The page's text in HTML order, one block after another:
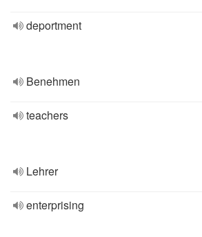
deportment
Benehmen
teachers
Lehrer
enterprising